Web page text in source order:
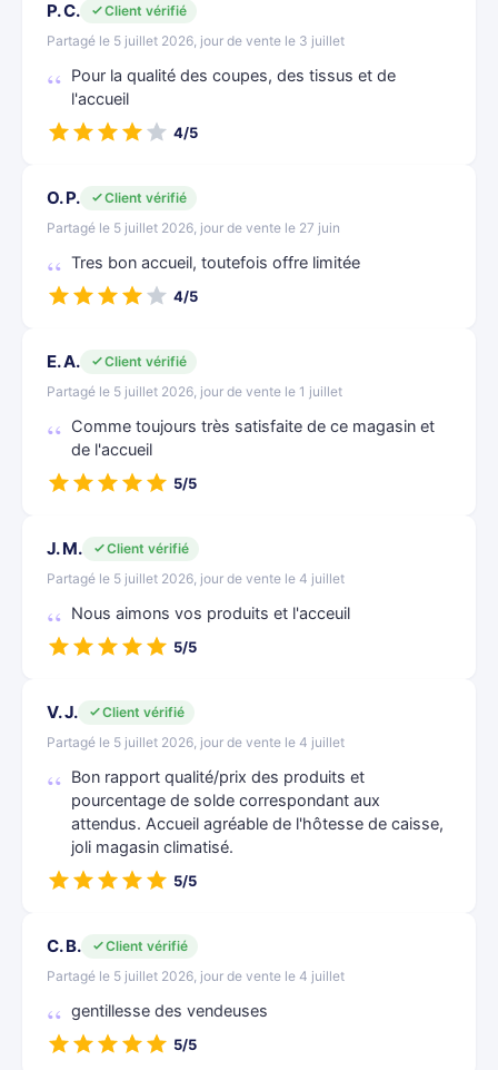
P. C.
Client vérifié
Partagé le 5 juillet 2026, jour de vente le 3 juillet
Pour la qualité des coupes, des tissus et de
l'accueil
4/5
O. P.
Client vérifié
Partagé le 5 juillet 2026, jour de vente le 27 juin
Tres bon accueil, toutefois offre limitée
4/5
E. A.
Client vérifié
Partagé le 5 juillet 2026, jour de vente le 1 juillet
Comme toujours très satisfaite de ce magasin et
de l'accueil
5/5
J. M.
Client vérifié
Partagé le 5 juillet 2026, jour de vente le 4 juillet
Nous aimons vos produits et l'acceuil
5/5
V. J.
Client vérifié
Partagé le 5 juillet 2026, jour de vente le 4 juillet
Bon rapport qualité/prix des produits et
pourcentage de solde correspondant aux
attendus. Accueil agréable de l'hôtesse de caisse,
joli magasin climatisé.
5/5
C. B.
Client vérifié
Partagé le 5 juillet 2026, jour de vente le 4 juillet
gentillesse des vendeuses
5/5